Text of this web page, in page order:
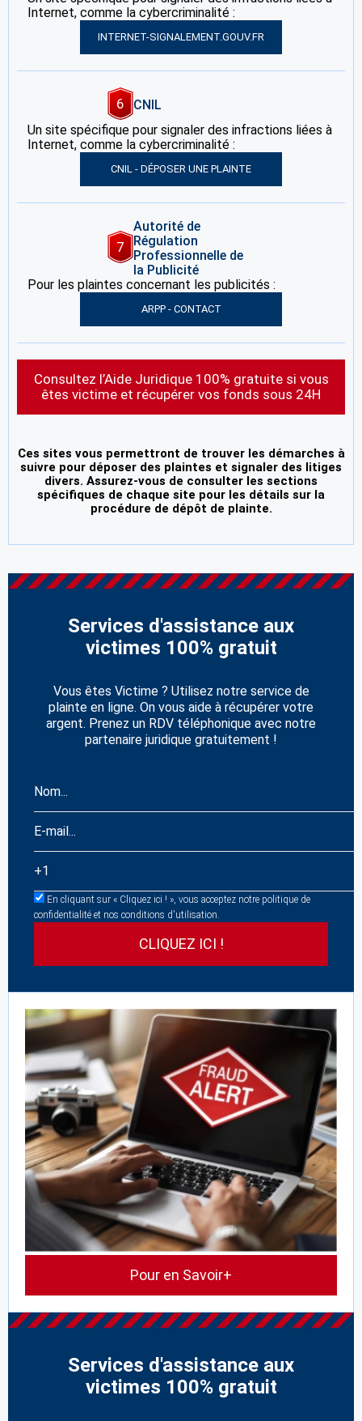
Internet, comme la cybercriminalité :
INTERNET-SIGNALEMENT.GOUV.FR
6
CNIL
Un site spécifique pour signaler des infractions liées à
Internet, comme la cybercriminalité :
CNIL - DÉPOSER UNE PLAINTE
7
Autorité de
Régulation
Professionnelle de
la Publicité
Pour les plaintes concernant les publicités :
ARPP - CONTACT
Consultez l’Aide Juridique 100% gratuite si vous
êtes victime et récupérer vos fonds sous 24H
Ces sites vous permettront de trouver les démarches à
suivre pour déposer des plaintes et signaler des litiges
divers. Assurez-vous de consulter les sections
spécifiques de chaque site pour les détails sur la
procédure de dépôt de plainte.
Services d'assistance aux
victimes 100% gratuit
Vous êtes Victime ? Utilisez notre service de
plainte en ligne. On vous aide à récupérer votre
argent. Prenez un RDV téléphonique avec notre
partenaire juridique gratuitement !
En cliquant sur « Cliquez ici ! », vous acceptez notre politique de
confidentialité et nos conditions d'utilisation.
Pour en Savoir+
Services d'assistance aux
victimes 100% gratuit